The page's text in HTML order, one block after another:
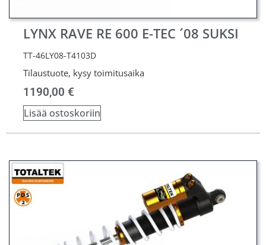
LYNX RAVE RE 600 E-TEC ´08 SUKSI
TT-46LY08-T4103D
Tilaustuote, kysy toimitusaika
1190,00 €
Lisää ostoskoriin